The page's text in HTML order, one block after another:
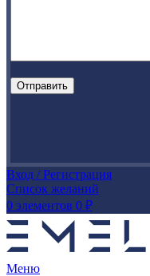
Вход / Регистрация
Список желаний
0 элементов 0 ₽
Меню